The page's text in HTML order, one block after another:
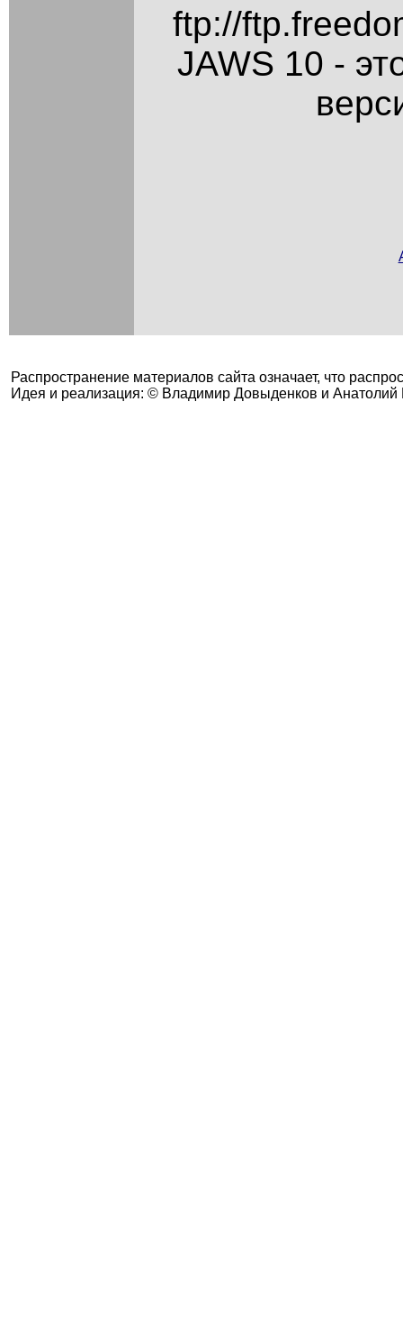
ftp://
JAWS 10 -
Распространение материалов сайта означает, что
Идея и реализация: © Владимир Довыденков и